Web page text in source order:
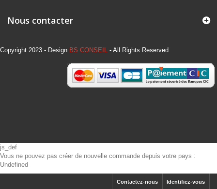
Nous contacter
Copyright 2023 - Design BS CONSEIL - All Rights Reserved
js_def
Vous ne pouvez pas créer de nouvelle commande depuis votre pays :
Undefined
Identifiez-vous
Contactez-nous